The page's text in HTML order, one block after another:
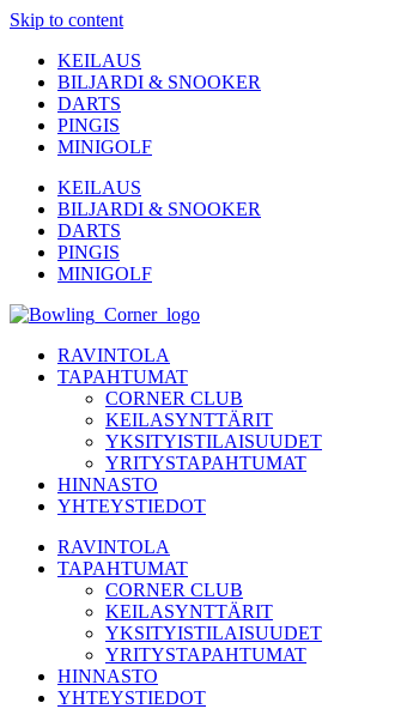
Skip to content
KEILAUS
BILJARDI & SNOOKER
DARTS
PINGIS
MINIGOLF
KEILAUS
BILJARDI & SNOOKER
DARTS
PINGIS
MINIGOLF
RAVINTOLA
TAPAHTUMAT
CORNER CLUB
KEILASYNTTÄRIT
YKSITYISTILAISUUDET
YRITYSTAPAHTUMAT
HINNASTO
YHTEYSTIEDOT
RAVINTOLA
TAPAHTUMAT
CORNER CLUB
KEILASYNTTÄRIT
YKSITYISTILAISUUDET
YRITYSTAPAHTUMAT
HINNASTO
YHTEYSTIEDOT